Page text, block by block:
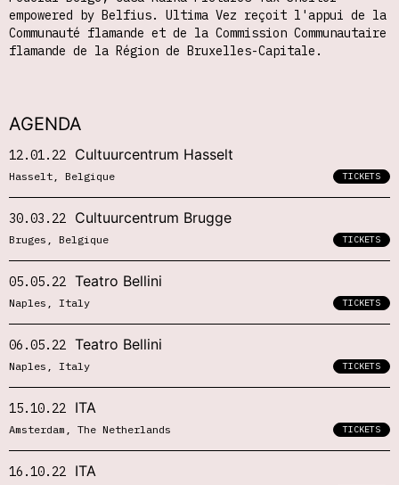
empowered by Belfius. Ultima Vez reçoit l'appui de la
Communauté flamande et de la Commission Communautaire
flamande de la Région de Bruxelles-Capitale.
AGENDA
12.01.22 Cultuurcentrum Hasselt
Hasselt, Belgique TICKETS
30.03.22 Cultuurcentrum Brugge
Bruges, Belgique TICKETS
05.05.22 Teatro Bellini
Naples, Italy TICKETS
06.05.22 Teatro Bellini
Naples, Italy TICKETS
15.10.22 ITA
Amsterdam, The Netherlands TICKETS
16.10.22 ITA